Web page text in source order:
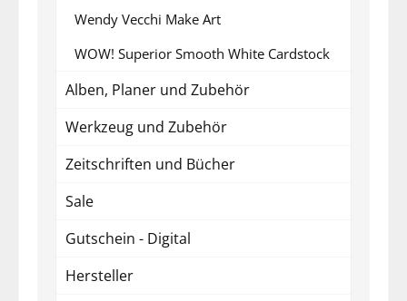
Wendy Vecchi Make Art
WOW! Superior Smooth White Cardstock
Alben, Planer und Zubehör
Werkzeug und Zubehör
Zeitschriften und Bücher
Sale
Gutschein - Digital
Hersteller